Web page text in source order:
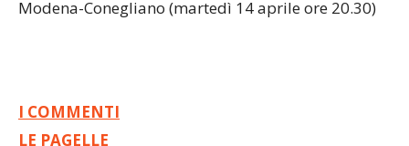
LE PAGELLE